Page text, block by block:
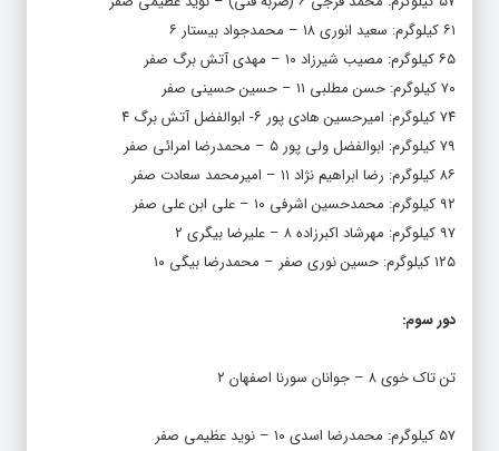
۶۱ کیلوگرم: سعید انوری ۱۸ – محمدجواد بیستار ۶
۶۵ کیلوگرم: مصیب شیرزاد ۱۰ – مهدی آتش برگ صفر
۷۰ کیلوگرم: حسن مطلبی ۱۱ – حسین حسینی صفر
۷۴ کیلوگرم: امیرحسین هادی پور ۶- ابوالفضل آتش برگ ۴
۷۹ کیلوگرم: ابوالفضل ولی پور ۵ – محمدرضا امرائی صفر
۸۶ کیلوگرم: رضا ابراهیم نژاد ۱۱ – امیرمحمد سعادت صفر
۹۲ کیلوگرم: محمدحسین اشرفی ۱۰ – علی ابن علی صفر
۹۷ کیلوگرم: مهرشاد اکبرزاده ۸ – علیرضا بیگری ۲
۱۲۵ کیلوگرم: حسین نوری صفر – محمدرضا بیگی ۱۰
دور سوم:
تن تاک خوی ۸ – جوانان سورنا اصفهان ۲
۵۷ کیلوگرم: محمدرضا اسدی ۱۰ – نوید عظیمی صفر